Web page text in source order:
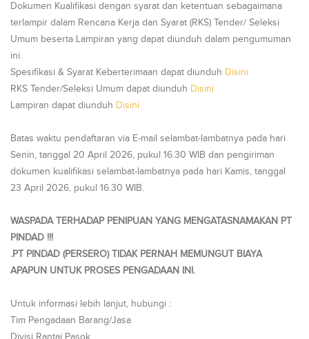
Dokumen Kualifikasi dengan syarat dan ketentuan sebagaimana
terlampir dalam Rencana Kerja dan Syarat (RKS) Tender/ Seleksi
Umum beserta Lampiran yang dapat diunduh dalam pengumuman
ini.
Spesifikasi & Syarat Keberterimaan dapat diunduh Disini
RKS Tender/Seleksi Umum dapat diunduh Disini
Lampiran dapat diunduh Disini
Batas waktu pendaftaran via E-mail selambat-lambatnya pada hari
Senin, tanggal 20 April 2026, pukul 16.30 WIB dan pengiriman
dokumen kualifikasi selambat-lambatnya pada hari Kamis, tanggal
23 April 2026, pukul 16.30 WIB.
WASPADA TERHADAP PENIPUAN YANG MENGATASNAMAKAN PT
PINDAD !!!
.PT PINDAD (PERSERO) TIDAK PERNAH MEMUNGUT BIAYA
APAPUN UNTUK PROSES PENGADAAN INI.
Untuk informasi lebih lanjut, hubungi :
Tim Pengadaan Barang/Jasa